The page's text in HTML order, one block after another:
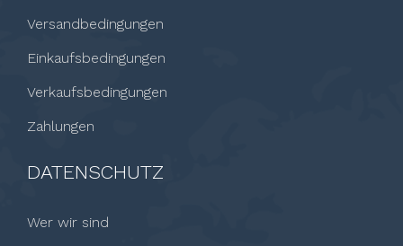
Versandbedingungen
Einkaufsbedingungen
Verkaufsbedingungen
Zahlungen
DATENSCHUTZ
Wer wir sind